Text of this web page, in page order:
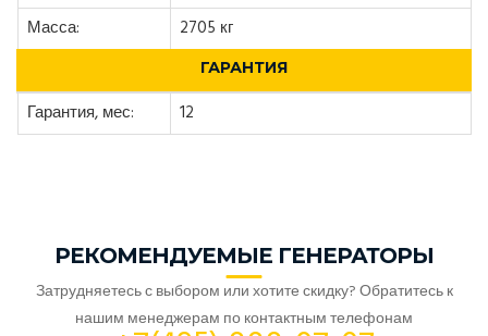
Масса: 2705 кг
ГАРАНТИЯ
Гарантия, мес: 12
РЕКОМЕНДУЕМЫЕ ГЕНЕРАТОРЫ
Затрудняетесь с выбором или хотите скидку? Обратитесь к
нашим менеджерам по контактным телефонам